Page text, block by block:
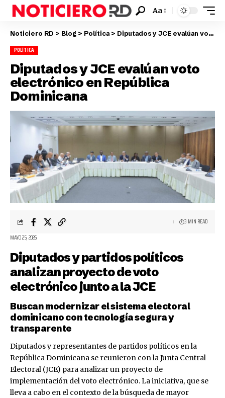
Aa
Noticiero RD > Blog > Política > Diputados y JCE evalúan voto electrónico en República Dominicana
POLÍTICA
Diputados y JCE evalúan voto
electrónico en República
Dominicana
MAYO 25, 2026
3 MIN READ
Diputados y partidos políticos
analizan proyecto de voto
electrónico junto a la JCE
Buscan modernizar el sistema electoral
dominicano con tecnología segura y
transparente
Diputados y representantes de partidos políticos en la
República Dominicana se reunieron con la Junta Central
Electoral (JCE) para analizar un proyecto de
implementación del voto electrónico. La iniciativa, que se
lleva a cabo en el contexto de la búsqueda de mayor